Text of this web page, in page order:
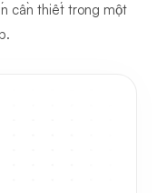
cần thiết trong một